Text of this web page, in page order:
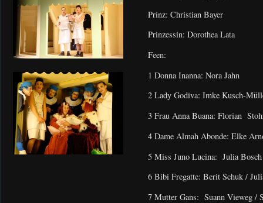
Prinz: Christian Bayer
Prinzessin: Dorothea Lata
Feen:
1 Donna Inanna: Nora Jahn
2 Lady Godiva: Imke Kusch-
3 Frau Anna Buana: Florian
4 Dame Almah Abonde: Elke
5 Miss Juno Lucina: Julia Bosch
6 Bibi Fregatte: Berit Schuk /
7 Mutter Gans: Suann Vieweg /